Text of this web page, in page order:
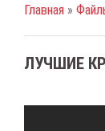
Главная »
ЛУЧШИЕ